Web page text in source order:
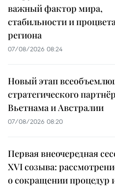
важный фактор мира,
стабильности и
региона
07/08/2026 08:24
Новый этап
стратегического
Вьетнама и Австралии
07/08/2026 08:20
Первая внеочередная
XVI созыва:
о сокращении процедур